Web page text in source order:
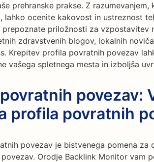
prehranske prakse. Z razumevanjem,
lahko ocenite kakovost in ustreznost
prepoznate priložnosti za vzpostavitev
zdravstvenih blogov, lokalnih
Krepitev profila povratnih povezav
vašega spletnega mesta in izboljša
povezav:
profila povratnih
povezav je bistvenega pomena za
Orodje Backlink Monitor vam